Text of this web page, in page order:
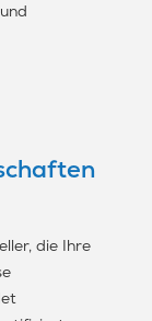
die Ihre